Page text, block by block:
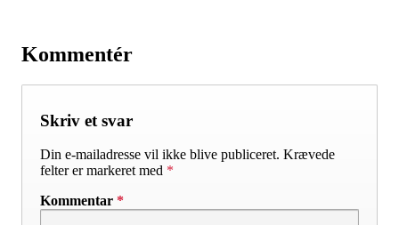
Kommentér
Skriv et svar
Din e-mailadresse vil ikke blive publiceret. Krævede
felter er markeret med *
Kommentar *